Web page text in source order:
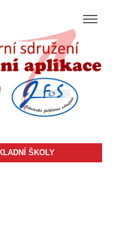
ŠKOLY